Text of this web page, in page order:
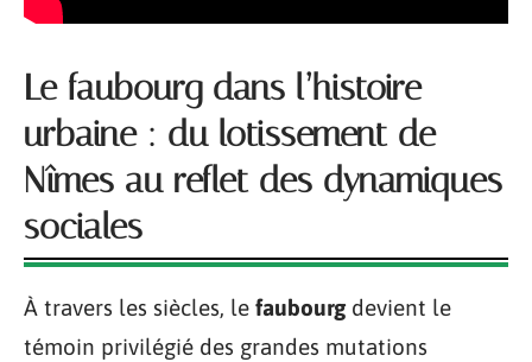
Le faubourg dans l’histoire
urbaine : du lotissement de
Nîmes au reflet des dynamiques
sociales
À travers les siècles, le faubourgdevient le
témoin privilégié des grandes mutations